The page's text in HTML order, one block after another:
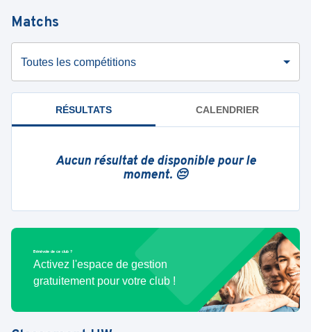
Matchs
Toutes les compétitions
RÉSULTATS CALENDRIER
Aucun résultat de disponible pour le
moment. 😔
Bénévole de ce club ?
Activez l'espace de gestion
gratuitement pour votre club !